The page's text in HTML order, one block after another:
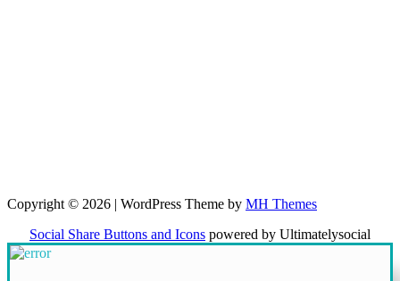
Copyright © 2026 | WordPress Theme by MH Themes
Social Share Buttons and Icons powered by Ultimatelysocial